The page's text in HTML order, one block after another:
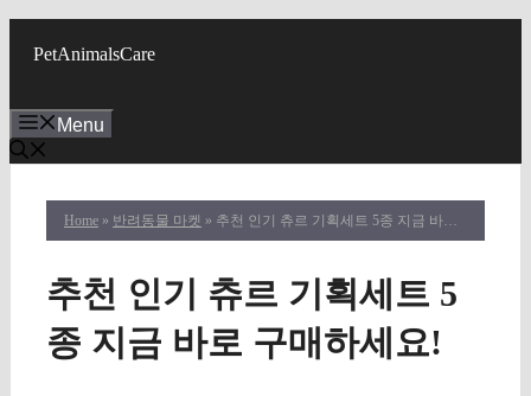
PetAnimalsCare
Menu
Home » 반려동물 마켓 » 추천 인기 츄르 기획세트 5종 지금 바로 구매하세요!
추천 인기 츄르 기획세트 5
종 지금 바로 구매하세요!